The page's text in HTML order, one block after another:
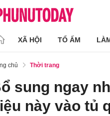
XÃ HỘI TỔ ẤM
chủ Thời trang
sung ngay
này vào tủ